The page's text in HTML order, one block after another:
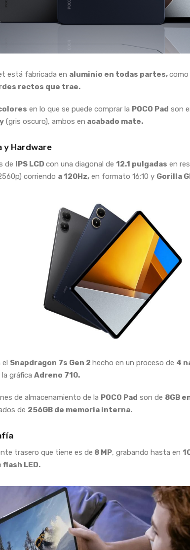
está fabricada en aluminio en todas partes,como
rectos que trae.
en lo que se puede comprar la POCO Pad son
(gris oscuro), ambos en acabado mate.
y Hardware
de IPS LCD con una diagonal de 12.1 pulgadas en
corriendo a 120Hz, en formato 16:10 y Gorilla
el Snapdragon 7s Gen 2 hecho en un proceso de 4
gráfica Adreno 710.
de almacenamiento de la POCO Pad son de 8GB
de 256GB de memoria interna.
trasero que tiene es de 8 MP, grabando hasta en
flash LED.